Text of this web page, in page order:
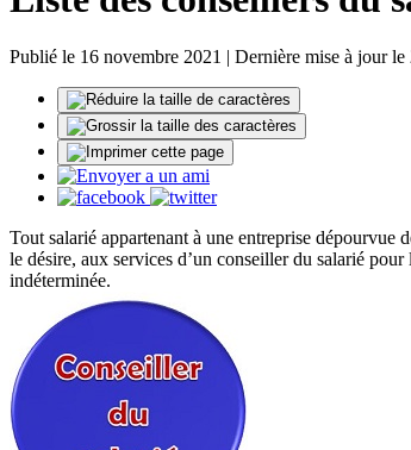
Publié le 16 novembre 2021 | Dernière mise à jour
Tout salarié appartenant à une entreprise dépourvue
le désire, aux services d’un conseiller du salarié
indéterminée.